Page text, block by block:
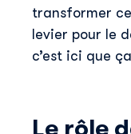
transformer
levier pour le
c’est ici que
Le rôle